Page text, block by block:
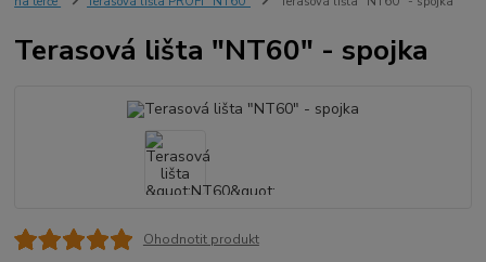
Terasová lišta "NT60" - spojka
Ohodnotit produkt